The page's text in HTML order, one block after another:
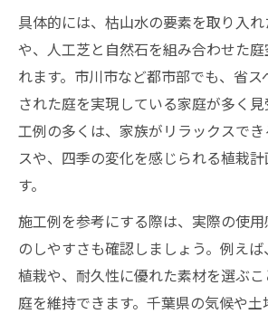
具体的には、枯山水の要素を取り入
や、人工芝と自然石を組み合わせた
れます。市川市など都市部でも、省
された庭を実現している家庭が多く
工例の多くは、家族がリラックスで
スや、四季の変化を感じられる植栽
す。
施工例を参考にする際は、実際の使
のしやすさも確認しましょう。例え
植栽や、耐久性に優れた素材を選ぶ
庭を維持できます。千葉県の気候や